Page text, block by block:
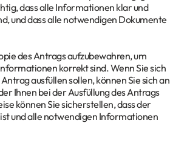
dass alle Informationen klar und
und dass alle notwendigen Dokumente
des Antrags aufzubewahren, um
korrekt sind. Wenn Sie sich
ausfüllen sollen, können Sie sich an
Ihnen bei der Ausfüllung des Antrags
können Sie sicherstellen, dass der
und alle notwendigen Informationen